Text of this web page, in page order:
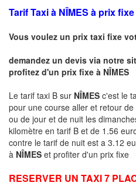
Tarif Taxi à NÎMES à prix fixe
Vous voulez un prix taxi fixe
demandez un devis via notre
profitez d'un prix fixe à NÎMES
Le tarif taxi B sur NÎMES c'est le
pour une course aller et retour
ou de jour et de nuit les
kilomètre en tarif B et de 1.56
contre le tarif de nuit est a 3.12
à NÎMES et profiter d'un prix fixe
RESERVER UN TAXI 7